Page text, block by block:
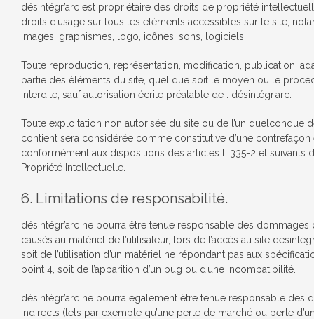
désintégr’arc est propriétaire des droits de propriété
droits d’usage sur tous les éléments accessibles sur le site,
images, graphismes, logo, icônes, sons, logiciels.
Toute reproduction, représentation, modification, publication,
partie des éléments du site, quel que soit le moyen ou le
interdite, sauf autorisation écrite préalable de : désintégr’arc.
Toute exploitation non autorisée du site ou de l’un quelconque
contient sera considérée comme constitutive d’une contrefaçon
conformément aux dispositions des articles L.335-2 et suivants
Propriété Intellectuelle.
6. Limitations de responsabilité.
désintégr’arc ne pourra être tenue responsable des dommages
causés au matériel de l’utilisateur, lors de l’accès au site
soit de l’utilisation d’un matériel ne répondant pas aux
point 4, soit de l’apparition d’un bug ou d’une incompatibilité.
désintégr’arc ne pourra également être tenue responsable des
indirects (tels par exemple qu’une perte de marché ou perte